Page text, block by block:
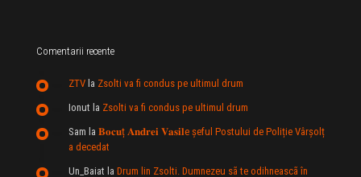
Comentarii recente
ZTV la Zsolti va fi condus pe ultimul drum
Ionut la Zsolti va fi condus pe ultimul drum
Sam la 𝐁𝐨𝐜𝐮ț 𝐀𝐧𝐝𝐫𝐞𝐢 𝐕𝐚𝐬𝐢𝐥e şeful Postului de Poliție Vârșolț
a decedat
Un_Baiat la Drum lin Zsolti. Dumnezeu sã te odihneascã în